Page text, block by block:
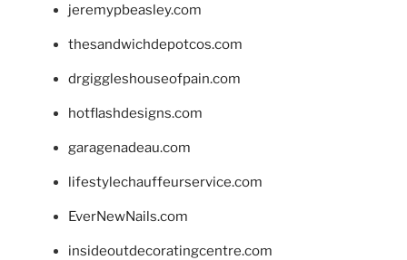
jeremypbeasley.com
thesandwichdepotcos.com
drgiggleshouseofpain.com
hotflashdesigns.com
garagenadeau.com
lifestylechauffeurservice.com
EverNewNails.com
insideoutdecoratingcentre.com